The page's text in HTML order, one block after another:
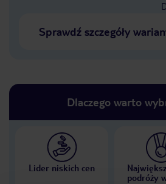
Sprawdź szczegóły
Dlaczego warto
Lider niskich cen
podróży